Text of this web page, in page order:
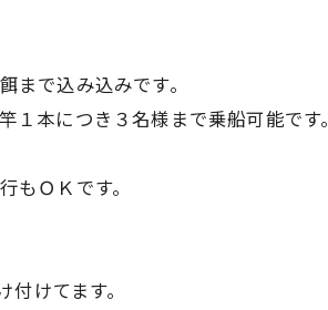
まで込み込みです。
本につき３名様まで乗船可能です。
もＯＫです。
けてます。